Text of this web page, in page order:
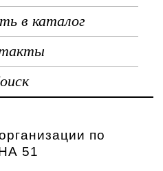
в каталог
по
51